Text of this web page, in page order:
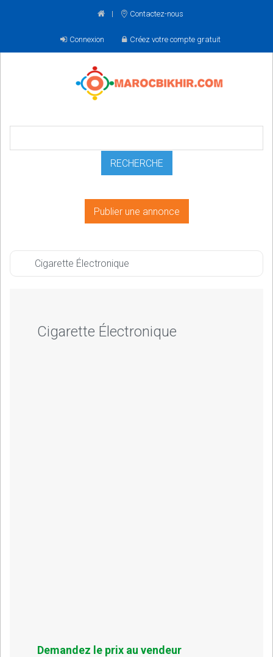
Contactez-nous
Connexion Créez votre compte gratuit
Publier une annonce
Cigarette Électronique
Cigarette Électronique
Demandez le prix au vendeur